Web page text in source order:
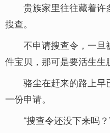
贵族家里往往藏着
搜查。
不申请搜查令，一旦
件宝贝，那可是要活生生
骆尘在赶来的路上早
一份申请。
“搜查令还没下来吗？